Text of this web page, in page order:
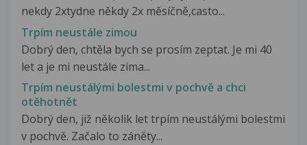
nekdy 2xtydne někdy 2x měsíčně,casto...
Trpím neustále zimou
Dobrý den, chtěla bych se prosím zeptat. Je mi 40
let a je mi neustále zima...
Trpím neustálými bolestmi v pochvě a chci
otěhotnět
Dobrý den, již několik let trpím neustálými bolestmi
v pochvě. Začalo to záněty...